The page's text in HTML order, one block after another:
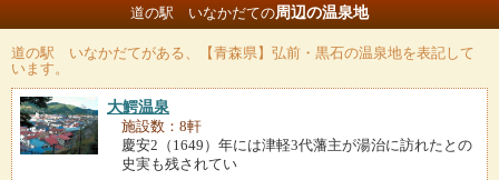
道の駅 いなかだての周辺の温泉地
道の駅 いなかだてがある、【青森県】弘前・黒石の温泉地を表記して
います。
大鰐温泉
施設数：8軒
慶安2（1649）年には津軽3代藩主が湯治に訪れたとの
史実も残されてい